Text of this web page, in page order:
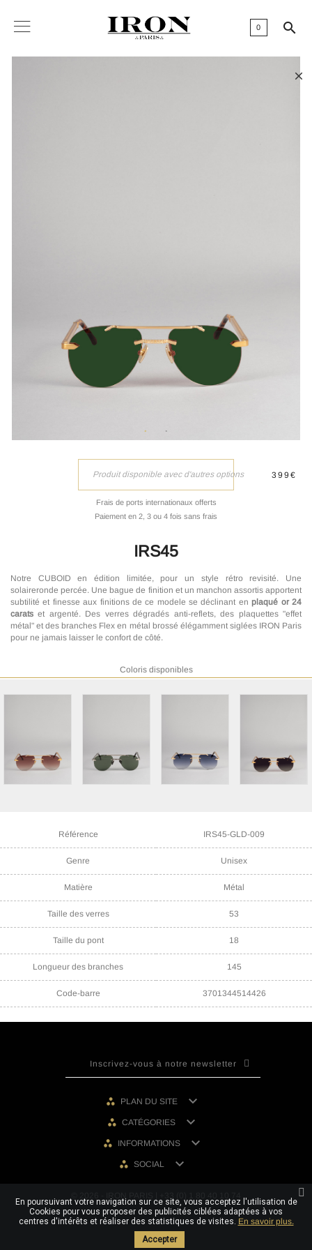
0 

Produit disponible avec d'autres options
Frais de ports internationaux offerts
Paiement en 2, 3 ou 4 fois sans frais
399€
IRS45
Notre CUBOID en édition limitée, pour un style rétro revisité. Une
solaireronde percée. Une bague de finition et un manchon assortis apportent
subtilité et finesse aux finitions de ce modele se déclinant enplaqué or 24
carats et argenté. Des verres dégradés anti-reflets, des plaquettes "effet
métal" et des branches Flex en métal brossé élégamment siglées IRON Paris
pour ne jamais laisser le confort de côté.
Coloris disponibles
Référence IRS45-GLD-009
Genre Unisex
Matière Métal
Taille des verres 53
Taille du pont 18
Longueur des branches 145
Code-barre 3701344514426
PLAN DU SITE 
CATÉGORIES 
INFORMATIONS 
SOCIAL 
En poursuivant votre navigation sur ce site, vous acceptez l'utilisation de
Cookies pour vous proposer des publicités ciblées adaptées à vos
centres d'intérêts et réaliser des statistiques de visites. En savoir plus.
Accepter